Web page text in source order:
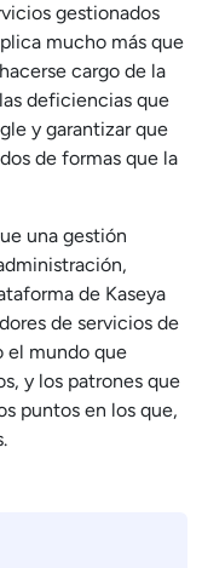
gestionados
mucho más que
cargo de la
deficiencias que
y garantizar que
de formas que la
una gestión
de Kaseya
de servicios de
el mundo que
y los patrones que
puntos en los que,